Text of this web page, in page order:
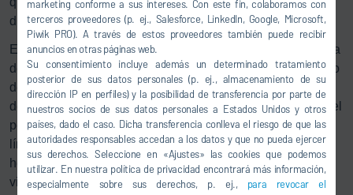
marketing conforme a sus intereses. Con este fin, colaboramos con
terceros proveedores (p. ej., Salesforce, LinkedIn, Google, Microsoft,
Piwik PRO). A través de estos proveedores también puede recibir
anuncios en otras páginas web.
Su consentimiento incluye además un determinado tratamiento
posterior de sus datos personales (p. ej., almacenamiento de su
dirección IP en perfiles) y la posibilidad de transferencia por parte de
nuestros socios de sus datos personales a Estados Unidos y otros
países, dado el caso. Dicha transferencia conlleva el riesgo de que las
autoridades responsables accedan a los datos y que no pueda ejercer
sus derechos. Seleccione en «Ajustes» las cookies que podemos
utilizar. En nuestra política de privacidad encontrará más información,
especialmente sobre sus derechos, p. ej., para revocar el
diseño de célula y capacidad de FIB, sea de 8 GWh/a.
El calendario de este proyecto, dividido en dos fases, cerca
de Nápoles es ajustado: la instalación comenzará en otoño
de 2025 y la producción, a lo largo de 2026. «Cabe
destacar el breve plazo transcurrido desde la recepción del
pedido hasta el inicio de la instalación de las primeras
líneas en tan solo 10 meses; al fin y cabo, la tinta no ha
hecho más que secarse», señala Bernhard Bruhn,
vicepresidente de la Global Business Unit Lithium-Ion